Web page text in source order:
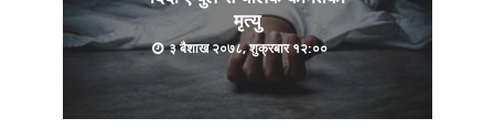
मृत्यु
३ बैशाख २०७८, शुक्रबार १२:००